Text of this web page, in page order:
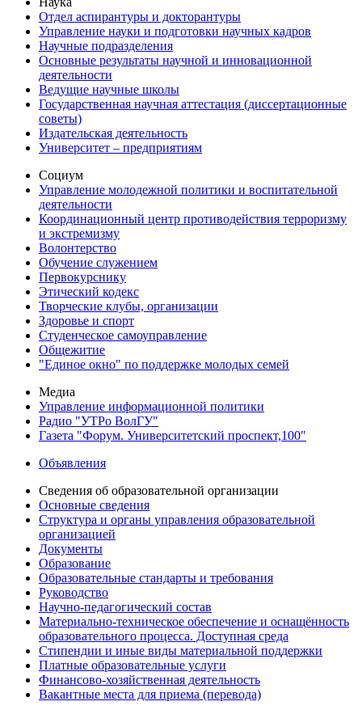
Отдел аспирантуры и докторантуры
Управление науки и подготовки научных кадров
Научные подразделения
Основные результаты научной и инновационной
деятельности
Ведущие научные школы
Государственная научная аттестация (диссертационные
советы)
Издательская деятельность
Университет – предприятиям
Социум
Управление молодежной политики и воспитательной
деятельности
Координационный центр противодействия терроризму
и экстремизму
Волонтерство
Обучение служением
Первокурснику
Этический кодекс
Творческие клубы, организации
Здоровье и спорт
Студенческое самоуправление
Общежитие
"Единое окно" по поддержке молодых семей
Медиа
Управление информационной политики
Радио "УТРо ВолГУ"
Газета "Форум. Университетский проспект,100"
Объявления
Сведения об образовательной организации
Основные сведения
Структура и органы управления образовательной
организацией
Документы
Образование
Образовательные стандарты и требования
Руководство
Научно-педагогический состав
Материально-техническое обеспечение и оснащённость
образовательного процесса. Доступная среда
Стипендии и иные виды материальной поддержки
Платные образовательные услуги
Финансово-хозяйственная деятельность
Вакантные места для приема (перевода)